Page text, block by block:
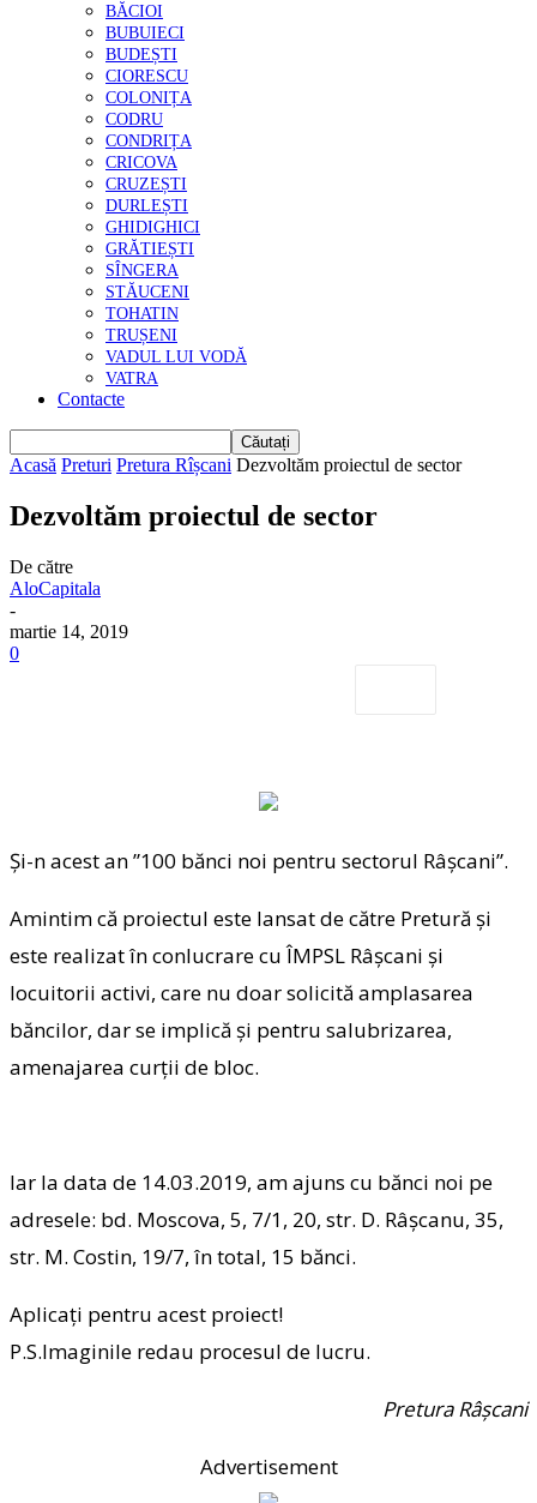
BĂCIOI
BUBUIECI
BUDEȘTI
CIORESCU
COLONIȚA
CODRU
CONDRIȚA
CRICOVA
CRUZEȘTI
DURLEȘTI
GHIDIGHICI
GRĂTIEȘTI
SÎNGERA
STĂUCENI
TOHATIN
TRUȘENI
VADUL LUI VODĂ
VATRA
Contacte
Acasă Preturi Pretura Rîșcani Dezvoltăm proiectul de sector
Dezvoltăm proiectul de sector
De către
AloCapitala
-
martie 14, 2019
0
Și-n acest an ”100 bănci noi pentru sectorul Râșcani”.
Amintim că proiectul este lansat de către Pretură și
este realizat în conlucrare cu ÎMPSL Râșcani și
locuitorii activi, care nu doar solicită amplasarea
băncilor, dar se implică și pentru salubrizarea,
amenajarea curții de bloc.
Iar la data de 14.03.2019, am ajuns cu bănci noi pe
adresele: bd. Moscova, 5, 7/1, 20, str. D. Râșcanu, 35,
str. M. Costin, 19/7, în total, 15 bănci.
Aplicați pentru acest proiect!
P.S.Imaginile redau procesul de lucru.
Pretura Râșcani
Advertisement